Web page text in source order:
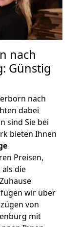
nach
Günstig
nach
dabei
sind Sie bei
bieten Ihnen
Preisen,
die
wir über
von
mit